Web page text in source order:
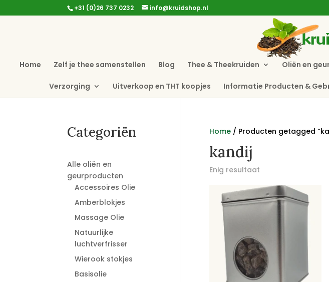
+31 (0)26 737 0232 info@kruidshop.nl
Home Zelf je thee samenstellen Blog Thee & Theekruiden Oliën en
Verzorging Uitverkoop en THT koopjes Informatie Producten &
Home/ Producten getagged
kandij
Enig resultaat
Categoriën
Alle oliën en
geurproducten
Accessoires Olie
Amberblokjes
Massage Olie
Natuurlijke
luchtverfrisser
Wierook stokjes
Basisolie